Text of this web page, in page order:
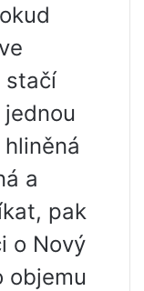
stačí
a
pak
o Nový
objemu